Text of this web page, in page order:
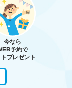
今なら
予約で
プレゼント